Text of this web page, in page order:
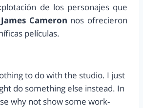
de los personajes que
Cameron nos ofrecieron
películas.
to do with the studio. I just
do something else instead. In
why not show some work-